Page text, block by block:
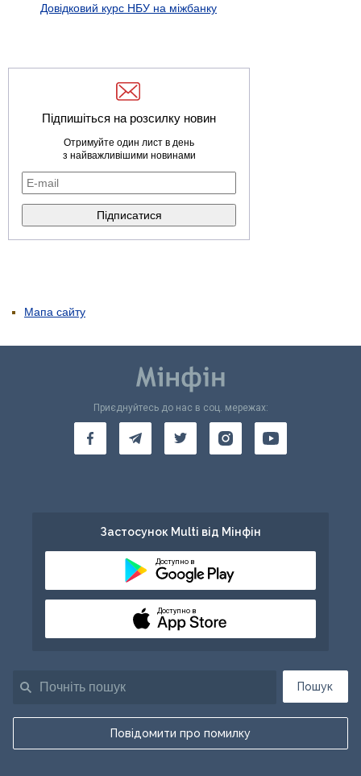
Довідковий курс НБУ на міжбанку
Підпишіться на розсилку новин
Отримуйте один лист в день
з найважливішими новинами
Мапа сайту
Пошук
Повідомити про помилку
Приєднуйтесь до нас в соц. мережах:
Застосунок Multi від Мінфін
Доступно в
Доступно в